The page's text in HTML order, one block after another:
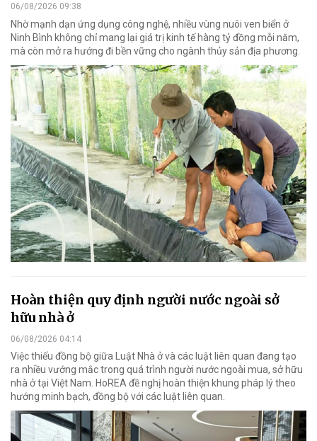
06/08/2026 09:38
Nhờ mạnh dạn ứng dụng công nghệ, nhiều vùng nuôi ven biển ở
Ninh Bình không chỉ mang lại giá trị kinh tế hàng tỷ đồng mỗi năm,
mà còn mở ra hướng đi bền vững cho ngành thủy sản địa phương.
Hoàn thiện quy định người nước ngoài sở
hữu nhà ở
06/08/2026 04:14
Việc thiếu đồng bộ giữa Luật Nhà ở và các luật liên quan đang tạo
ra nhiều vướng mắc trong quá trình người nước ngoài mua, sở hữu
nhà ở tại Việt Nam. HoREA đề nghị hoàn thiện khung pháp lý theo
hướng minh bạch, đồng bộ với các luật liên quan.